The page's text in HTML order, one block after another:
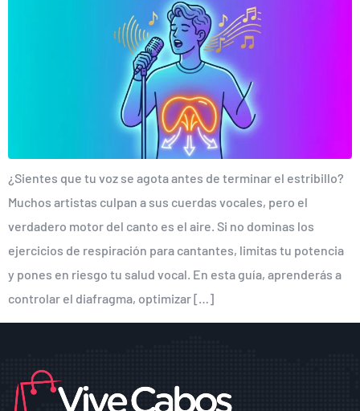
¿Sientes que tu voz se agota antes de terminar el estribillo?
Muchos artistas culpan a sus cuerdas vocales, pero el
verdadero motor del canto es el aire. Si no dominas los
ejercicios de respiración para cantantes, limitas tu potencia
y pones en riesgo tu salud vocal. En esta guía, aprenderás a
controlar el diafragma, optimizar […]